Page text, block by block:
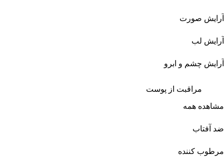
آرایش صورت
آرایش لب
آرایش چشم و ابرو
مراقبت از پوست
مشاهده همه
ضد آفتاب
مرطوب کننده